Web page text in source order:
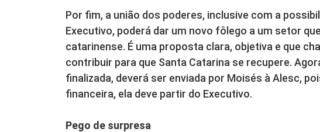
Por fim, a união dos poderes, inclusive com a
Executivo, poderá dar um novo fôlego a um setor
catarinense. É uma proposta clara, objetiva e que
contribuir para que Santa Catarina se recupere.
finalizada, deverá ser enviada por Moisés à Alesc,
financeira, ela deve partir do Executivo.
Pego de surpresa